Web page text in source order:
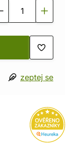
zeptej se